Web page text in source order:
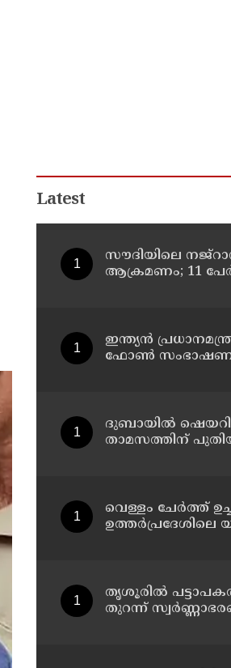
Latest
സൗദിയിലെ
ആക്രമണം; 11
ഇന്ത്യൻ
ഫോൺ
ദുബായില്‍
താമസത്തിന്
വെള്ളം ചേര്‍ത്ത്
ഉത്തര്‍പ്രദേശിലെ
തൃശൂരിൽ
തുറന്ന്